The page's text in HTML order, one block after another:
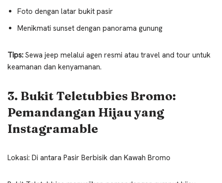
Foto dengan latar bukit pasir
Menikmati sunset dengan panorama gunung
Tips: Sewa jeep melalui agen resmi atau travel and tour untuk
keamanan dan kenyamanan.
3. Bukit Teletubbies Bromo:
Pemandangan Hijau yang
Instagramable
Lokasi: Di antara Pasir Berbisik dan Kawah Bromo